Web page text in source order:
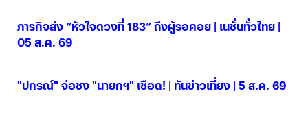
ภารกิจส่ง “หัวใจดวงที่ 183” ถึงผู้รอคอย | เนชั่นทั่วไทย |
05 ส.ค. 69
"ปกรณ์" จ่อชง "นายกฯ" เชือด! | ทันข่าวเที่ยง | 5 ส.ค. 69